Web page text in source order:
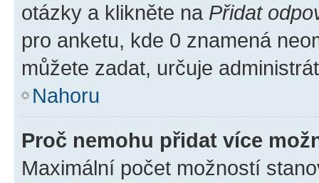
otázky a klikněte na Přidat
pro anketu, kde 0 znamená
můžete zadat, určuje
Nahoru
Proč nemohu přidat více
Maximální počet možností